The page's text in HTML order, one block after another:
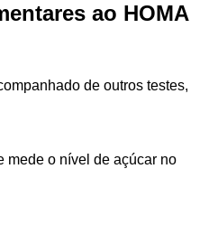
ao HOMA
de outros testes,
mede o nível de açúcar no